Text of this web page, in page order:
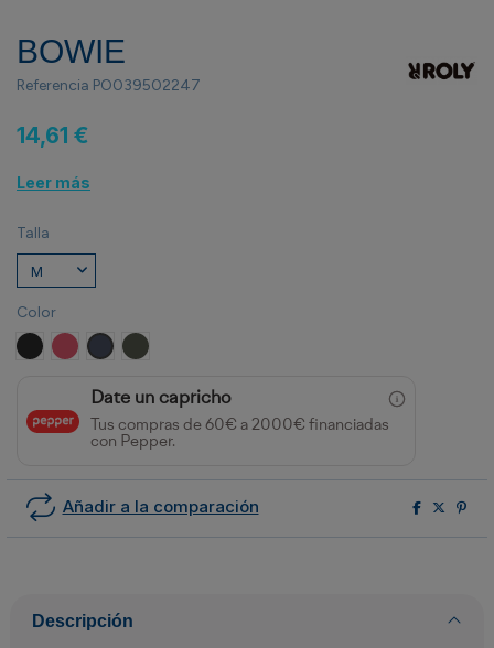
BOWIE
Referencia PO039502247
14,61 €
Leer más
Talla
Color
NEGRO VIGORE
ROJO VIGORE
AZUL MARINO VIGORE
VERDE MILITAR OSCURO VIGORE
Date un capricho
Tus compras de 60€ a 2000€ financiadas
con Pepper.
Añadir a la comparación
Descripción